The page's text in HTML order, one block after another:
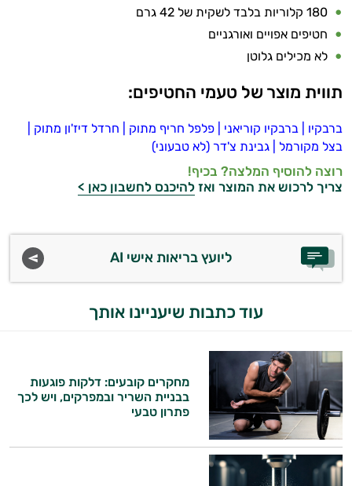
חטיפי
חלבון
במשקל
קריאטין
אמינו
רטבים
ויטמינים
לספורטאים
טסטוסטרון
הנמכרים
180 קלוריות בלבד לשקית של 42 גרם
חטיפים אפויים ואורגניים
לא מכילים גלוטן
תווית מוצר של טעמי החטיפים:
ברבקיו ברבקיו קוריאני פלפל חריף מתוק חרדל דיז'ון מתוק
בצל מקורמל
גבינת צ'דר (לא טבעוני)
רוצה להוסיף המלצה? בכיף!
צריך לרכוש את המוצר ואז להיכנס לחשבון כאן >
ליועץ בריאות אישי AI
עוד כתבות שיעניינו אותך
מחקרים קובעים: דלקות פוגעות
בבניית השריר ובמפרקים, ויש לכך
פתרון טבעי